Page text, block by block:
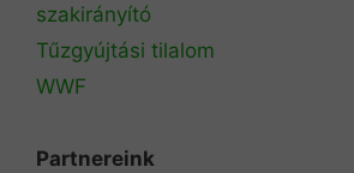
szakirányító
Tűzgyújtási tilalom
WWF
Partnereink